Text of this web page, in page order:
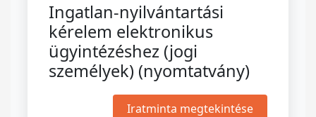
Ingatlan-nyilvántartási
kérelem elektronikus
ügyintézéshez (jogi
személyek) (nyomtatvány)
Iratminta megtekintése